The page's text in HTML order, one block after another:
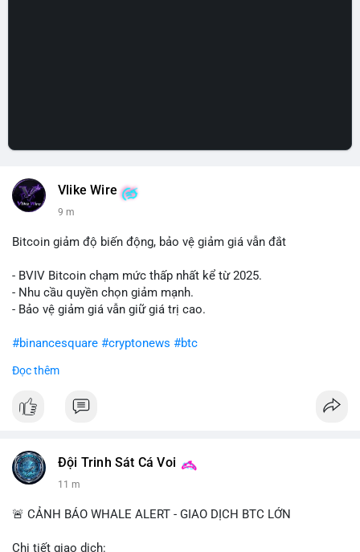
Vlike Wire
9 m
Bitcoin giảm độ biến động, bảo vệ giảm giá vẫn đắt
- BVIV Bitcoin chạm mức thấp nhất kể từ 2025.
- Nhu cầu quyền chọn giảm mạnh.
- Bảo vệ giảm giá vẫn giữ giá trị cao.
#binancesquare #cryptonews #btc
$btc
#vlikevn #titanbot
Đọc thêm
Đội Trinh Sát Cá Voi
11 m
🚨 CẢNH BÁO WHALE ALERT - GIAO DỊCH BTC LỚN
Chi tiết giao dịch: